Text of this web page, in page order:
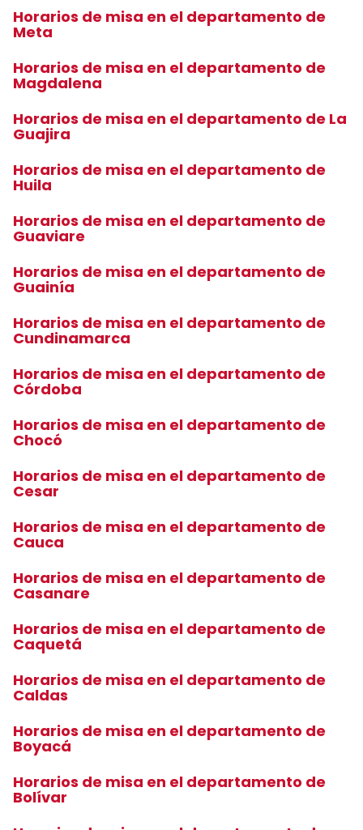
Horarios de misa en el departamento de
Meta
Horarios de misa en el departamento de
Magdalena
Horarios de misa en el departamento de La
Guajira
Horarios de misa en el departamento de
Huila
Horarios de misa en el departamento de
Guaviare
Horarios de misa en el departamento de
Guainía
Horarios de misa en el departamento de
Cundinamarca
Horarios de misa en el departamento de
Córdoba
Horarios de misa en el departamento de
Chocó
Horarios de misa en el departamento de
Cesar
Horarios de misa en el departamento de
Cauca
Horarios de misa en el departamento de
Casanare
Horarios de misa en el departamento de
Caquetá
Horarios de misa en el departamento de
Caldas
Horarios de misa en el departamento de
Boyacá
Horarios de misa en el departamento de
Bolívar